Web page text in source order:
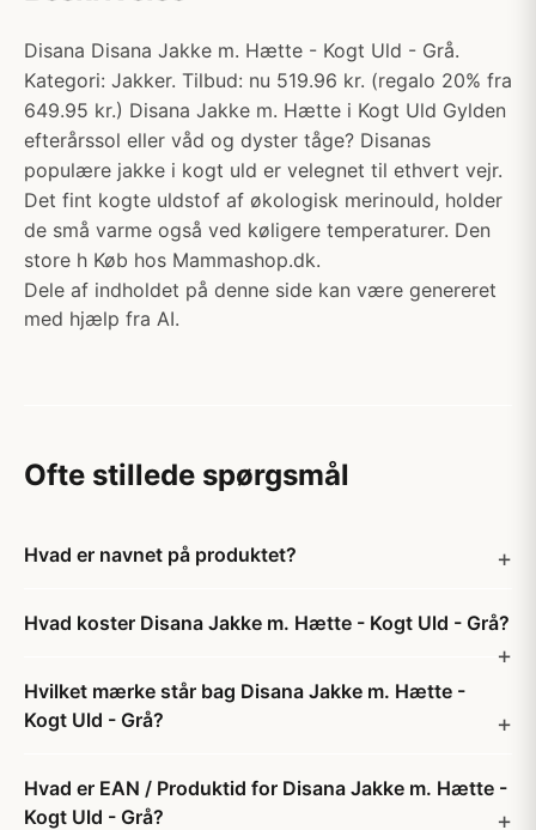
Disana Disana Jakke m. Hætte - Kogt Uld - Grå.
Kategori: Jakker. Tilbud: nu 519.96 kr. (regalo 20% fra
649.95 kr.) Disana Jakke m. Hætte i Kogt Uld Gylden
efterårssol eller våd og dyster tåge? Disanas
populære jakke i kogt uld er velegnet til ethvert vejr.
Det fint kogte uldstof af økologisk merinould, holder
de små varme også ved køligere temperaturer. Den
store h Køb hos Mammashop.dk.
Dele af indholdet på denne side kan være genereret
med hjælp fra AI.
Ofte stillede spørgsmål
Hvad er navnet på produktet?
Hvad koster Disana Jakke m. Hætte - Kogt Uld - Grå?
Hvilket mærke står bag Disana Jakke m. Hætte -
Kogt Uld - Grå?
Hvad er EAN / Produktid for Disana Jakke m. Hætte -
Kogt Uld - Grå?